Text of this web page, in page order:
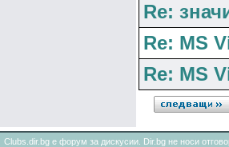
Re:
Re: MS
Re: MS
Clubs.dir.bg е форум за дискусии. Dir.bg не носи